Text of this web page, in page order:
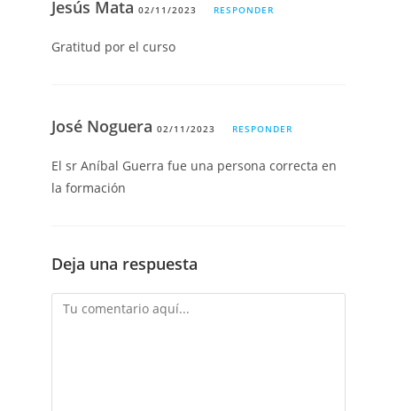
Jesús Mata02/11/2023 RESPONDER
Gratitud por el curso
José Noguera02/11/2023 RESPONDER
El sr Aníbal Guerra fue una persona correcta en
la formación
Deja una respuesta